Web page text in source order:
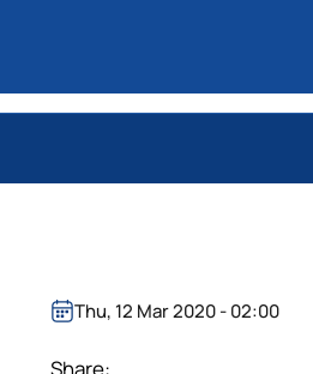
Thu, 12 Mar 2020 - 02:00